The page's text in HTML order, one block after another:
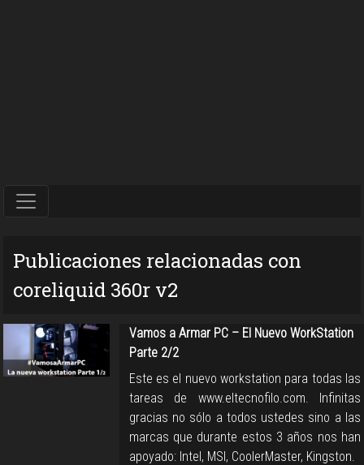
Publicaciones relacionadas con
coreliquid 360r v2
Vamos a Armar PC – El Nuevo WorkStation
Parte 2/2
Este es el nuevo workstation para todas las
tareas de www.eltecnofilo.com. Infinitas
gracias no sólo a todos ustedes sino a las
marcas que durante estos 3 años nos han
apoyado: Intel, MSI, CoolerMaster, Kingston.